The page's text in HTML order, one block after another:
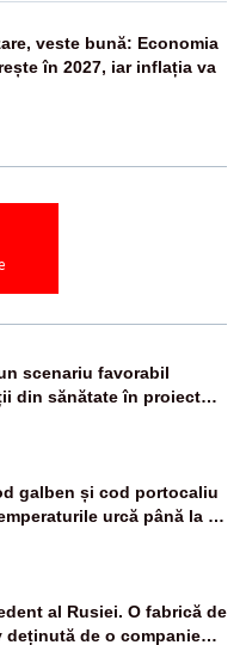
veste bună: Economia
în 2027, iar inflația va
scenariu favorabil
din sănătate în proiectul
galben și cod portocaliu
urcă până la 38
devin tropicale
al Rusiei. O fabrică de
deținută de o companie